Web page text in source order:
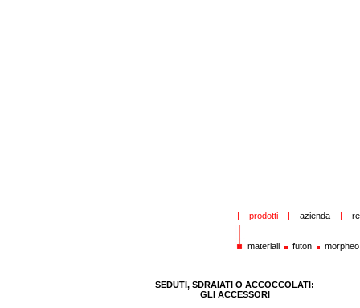
| prodotti | azienda |
materiali futon morpheo
SEDUTI, SDRAIATI O ACCOCCOLATI:
GLI ACCESSORI